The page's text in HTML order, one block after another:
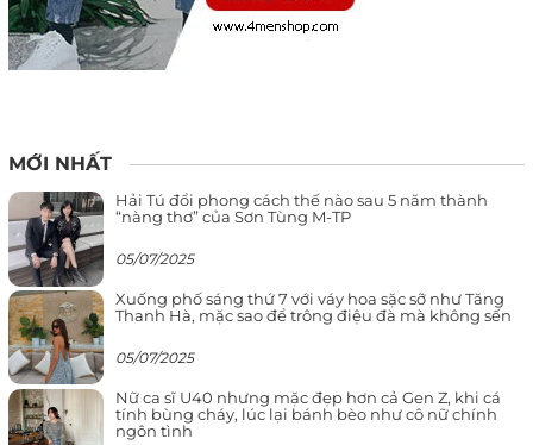
MỚI NHẤT
Hải Tú đổi phong cách thế nào sau 5 năm thành
“nàng thơ” của Sơn Tùng M-TP
05/07/2025
Xuống phố sáng thứ 7 với váy hoa sặc sỡ như Tăng
Thanh Hà, mặc sao để trông điệu đà mà không sến
05/07/2025
Nữ ca sĩ U40 nhưng mặc đẹp hơn cả Gen Z, khi cá
tính bùng cháy, lúc lại bánh bèo như cô nữ chính
ngôn tình